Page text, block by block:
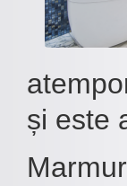
și este